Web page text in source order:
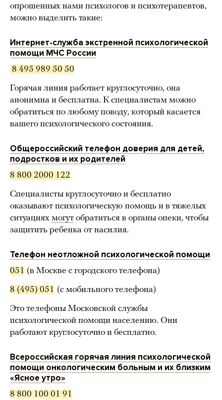
опрошенных нами психологов и психотерапевтов,
можно выделить такие:
Интернет-служба экстренной психологической
помощи МЧС России
8 495 989 50 50
Горячая линия работает круглосуточно, она
анонимна и бесплатна. К специалистам можно
обратиться по любому поводу, который касается
вашего психологического состояния.
Общероссийский телефон доверия для детей,
подростков и их родителей
8 800 2000 122
Специалисты круглосуточно и бесплатно
оказывают психологическую помощь и в тяжелых
ситуациях могут обратиться в органы опеки, чтобы
защитить ребенка от насилия.
Телефон неотложной психологической помощи
051 (в Москве с городского телефона)
8 (495) 051 (с мобильного телефона)
Это телефоны Московской службы
психологической помощи населению. Они
работают круглосуточно и бесплатно.
Всероссийская горячая линия психологической
помощи онкологическим больным и их близким
«Ясное утро»
8 800 100 01 91